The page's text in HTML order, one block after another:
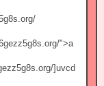
">a
]uvcd